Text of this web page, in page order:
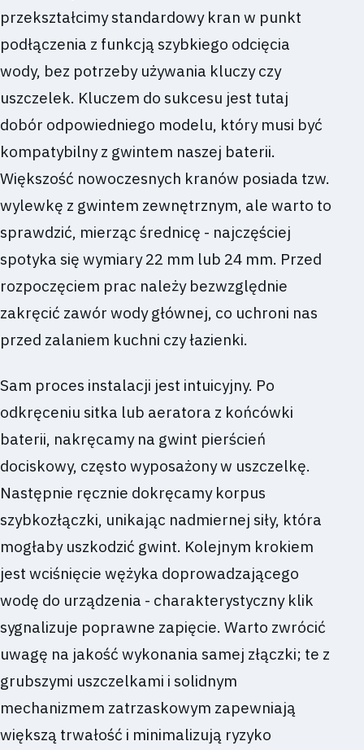
przekształcimy standardowy kran w punkt
podłączenia z funkcją szybkiego odcięcia
wody, bez potrzeby używania kluczy czy
uszczelek. Kluczem do sukcesu jest tutaj
dobór odpowiedniego modelu, który musi być
kompatybilny z gwintem naszej baterii.
Większość nowoczesnych kranów posiada tzw.
wylewkę z gwintem zewnętrznym, ale warto to
sprawdzić, mierząc średnicę - najczęściej
spotyka się wymiary 22 mm lub 24 mm. Przed
rozpoczęciem prac należy bezwzględnie
zakręcić zawór wody głównej, co uchroni nas
przed zalaniem kuchni czy łazienki.
Sam proces instalacji jest intuicyjny. Po
odkręceniu sitka lub aeratora z końcówki
baterii, nakręcamy na gwint pierścień
dociskowy, często wyposażony w uszczelkę.
Następnie ręcznie dokręcamy korpus
szybkozłączki, unikając nadmiernej siły, która
mogłaby uszkodzić gwint. Kolejnym krokiem
jest wciśnięcie wężyka doprowadzającego
wodę do urządzenia - charakterystyczny klik
sygnalizuje poprawne zapięcie. Warto zwrócić
uwagę na jakość wykonania samej złączki; te z
grubszymi uszczelkami i solidnym
mechanizmem zatrzaskowym zapewniają
większą trwałość i minimalizują ryzyko